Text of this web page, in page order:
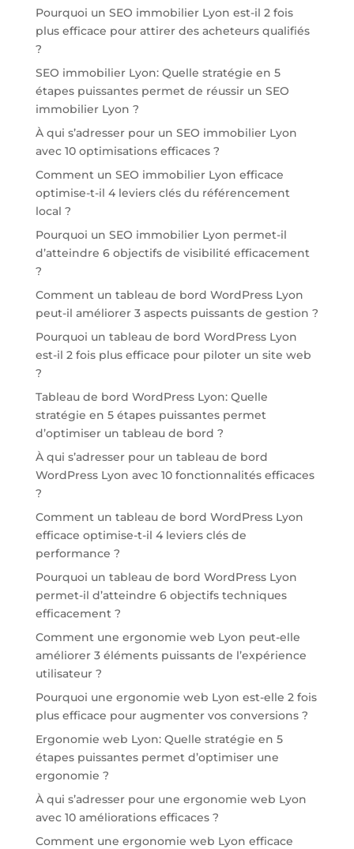
Pourquoi un SEO immobilier Lyon est-il 2 fois
plus efficace pour attirer des acheteurs qualifiés
?
SEO immobilier Lyon: Quelle stratégie en 5
étapes puissantes permet de réussir un SEO
immobilier Lyon ?
À qui s’adresser pour un SEO immobilier Lyon
avec 10 optimisations efficaces ?
Comment un SEO immobilier Lyon efficace
optimise-t-il 4 leviers clés du référencement
local ?
Pourquoi un SEO immobilier Lyon permet-il
d’atteindre 6 objectifs de visibilité efficacement
?
Comment un tableau de bord WordPress Lyon
peut-il améliorer 3 aspects puissants de gestion ?
Pourquoi un tableau de bord WordPress Lyon
est-il 2 fois plus efficace pour piloter un site web
?
Tableau de bord WordPress Lyon: Quelle
stratégie en 5 étapes puissantes permet
d’optimiser un tableau de bord ?
À qui s’adresser pour un tableau de bord
WordPress Lyon avec 10 fonctionnalités efficaces
?
Comment un tableau de bord WordPress Lyon
efficace optimise-t-il 4 leviers clés de
performance ?
Pourquoi un tableau de bord WordPress Lyon
permet-il d’atteindre 6 objectifs techniques
efficacement ?
Comment une ergonomie web Lyon peut-elle
améliorer 3 éléments puissants de l’expérience
utilisateur ?
Pourquoi une ergonomie web Lyon est-elle 2 fois
plus efficace pour augmenter vos conversions ?
Ergonomie web Lyon: Quelle stratégie en 5
étapes puissantes permet d’optimiser une
ergonomie ?
À qui s’adresser pour une ergonomie web Lyon
avec 10 améliorations efficaces ?
Comment une ergonomie web Lyon efficace